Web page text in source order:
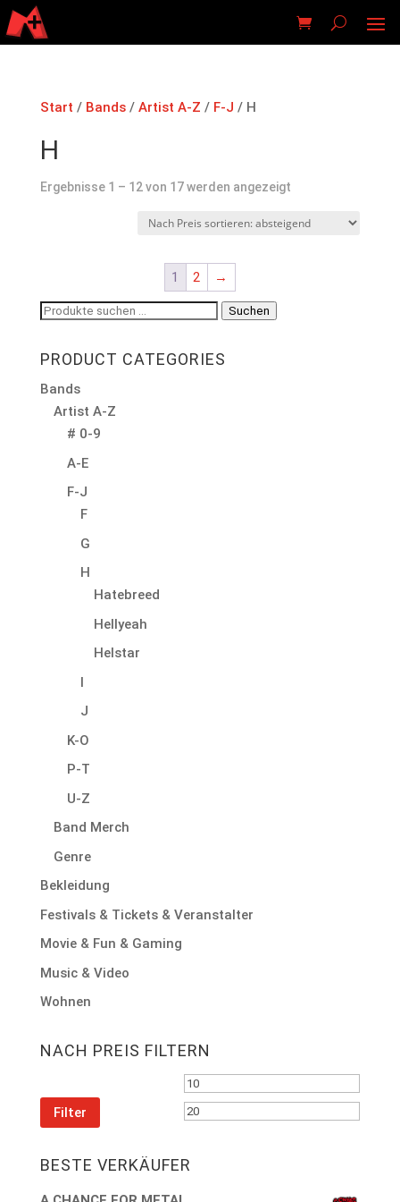
Start / Bands/ Artist A-Z / F-J / H
H
Ergebnisse 1 – 12 von 17 werden angezeigtNach
sortiert:
1 2 →
Suchen
Suchen
PRODUCT CATEGORIES
Bands
Artist A-Z
# 0-9
A-E
F-J
F
G
H
Hatebreed
Hellyeah
Helstar
I
J
K-O
P-T
U-Z
Band Merch
Genre
Bekleidung
Festivals & Tickets & Veranstalter
Movie & Fun & Gaming
Music & Video
Wohnen
NACH PREIS FILTERN
Min.
Preis
Filter
BESTE VERKÄUFER